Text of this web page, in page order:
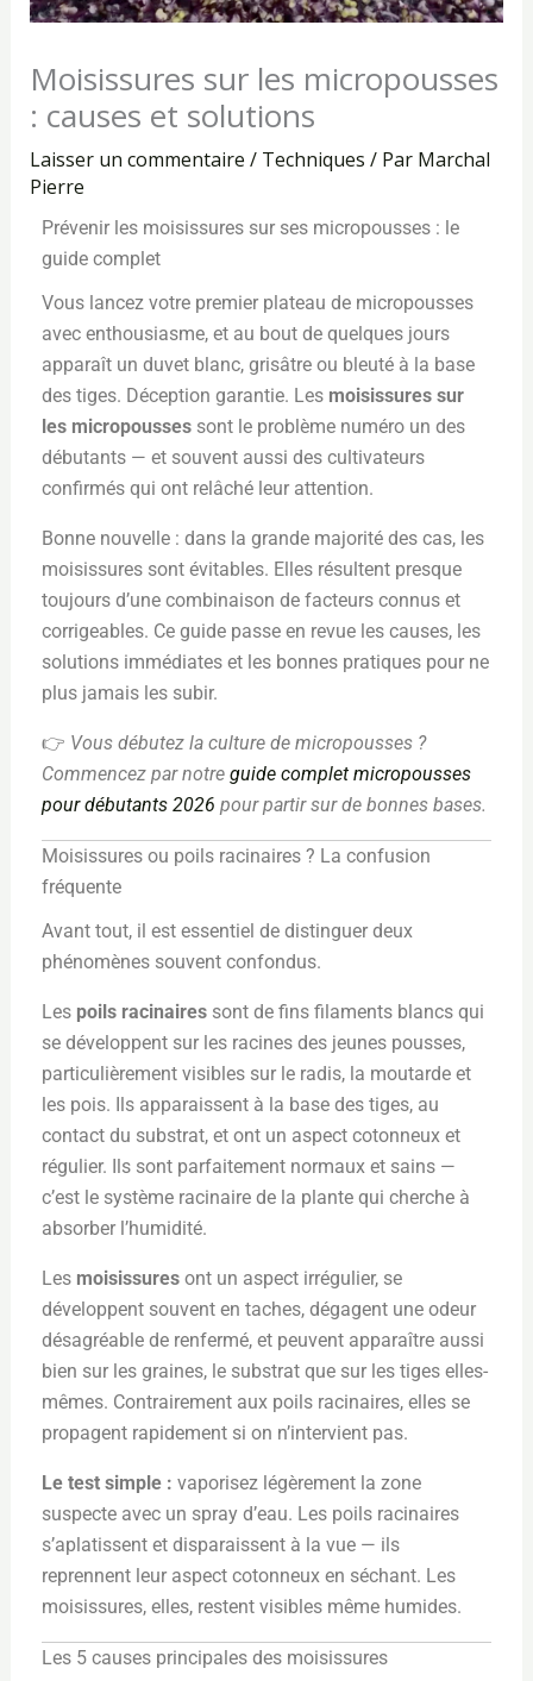
Moisissures sur les micropousses
: causes et solutions
Laisser un commentaire / Techniques / Par Marchal
Pierre
Prévenir les moisissures sur ses micropousses : le
guide complet
Vous lancez votre premier plateau de micropousses
avec enthousiasme, et au bout de quelques jours
apparaît un duvet blanc, grisâtre ou bleuté à la base
des tiges. Déception garantie. Les moisissures sur
les micropoussessont le problème numéro un des
débutants — et souvent aussi des cultivateurs
confirmés qui ont relâché leur attention.
Bonne nouvelle : dans la grande majorité des cas, les
moisissures sont évitables. Elles résultent presque
toujours d’une combinaison de facteurs connus et
corrigeables. Ce guide passe en revue les causes, les
solutions immédiates et les bonnes pratiques pour ne
plus jamais les subir.
👉 Vous débutez la culture de micropousses ?
Commencez par notre guide complet micropousses
pour débutants 2026 pour partir sur de bonnes bases.
Moisissures ou poils racinaires ? La confusion
fréquente
Avant tout, il est essentiel de distinguer deux
phénomènes souvent confondus.
Les poils racinairessont de fins filaments blancs qui
se développent sur les racines des jeunes pousses,
particulièrement visibles sur le radis, la moutarde et
les pois. Ils apparaissent à la base des tiges, au
contact du substrat, et ont un aspect cotonneux et
régulier. Ils sont parfaitement normaux et sains —
c’est le système racinaire de la plante qui cherche à
absorber l’humidité.
Les moisissuresont un aspect irrégulier, se
développent souvent en taches, dégagent une odeur
désagréable de renfermé, et peuvent apparaître aussi
bien sur les graines, le substrat que sur les tiges elles-
mêmes. Contrairement aux poils racinaires, elles se
propagent rapidement si on n’intervient pas.
Le test simple : vaporisez légèrement la zone
suspecte avec un spray d’eau. Les poils racinaires
s’aplatissent et disparaissent à la vue — ils
reprennent leur aspect cotonneux en séchant. Les
moisissures, elles, restent visibles même humides.
Les 5 causes principales des moisissures